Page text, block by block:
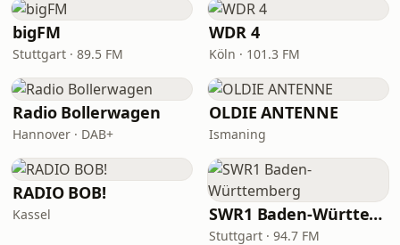
bigFM
Stuttgart · 89.5 FM
WDR 4
Köln · 101.3 FM
Radio Bollerwagen
Hannover · DAB+
OLDIE ANTENNE
Ismaning
RADIO BOB!
Kassel SWR1 Baden-Württemberg
Stuttgart · 94.7 FM